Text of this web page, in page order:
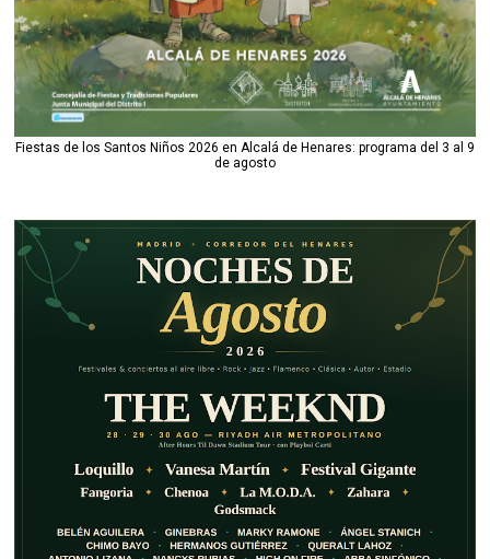
Fiestas de los Santos Niños 2026 en Alcalá de Henares: programa del 3 al 9
de agosto